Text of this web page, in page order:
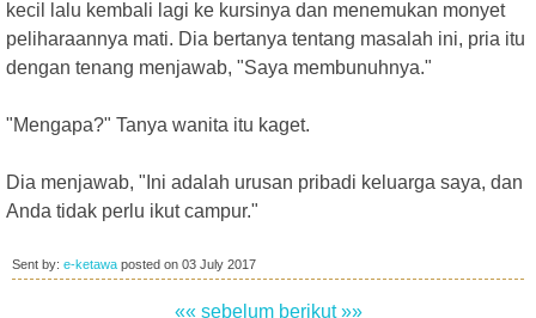
kecil lalu kembali lagi ke kursinya dan menemukan monyet
peliharaannya mati. Dia bertanya tentang masalah ini, pria itu
dengan tenang menjawab, "Saya membunuhnya."
"Mengapa?" Tanya wanita itu kaget.
Dia menjawab, "Ini adalah urusan pribadi keluarga saya, dan
Anda tidak perlu ikut campur."
Sent by: e-ketawa posted on 03 July 2017
«« sebelum berikut »»